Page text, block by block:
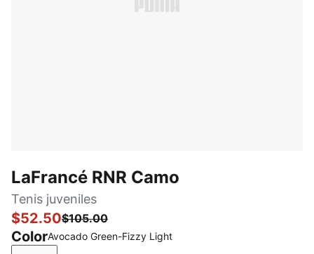
LaFrancé RNR Camo
Tenis juveniles
$52.50$105.00
ColorAvocado Green-Fizzy Light